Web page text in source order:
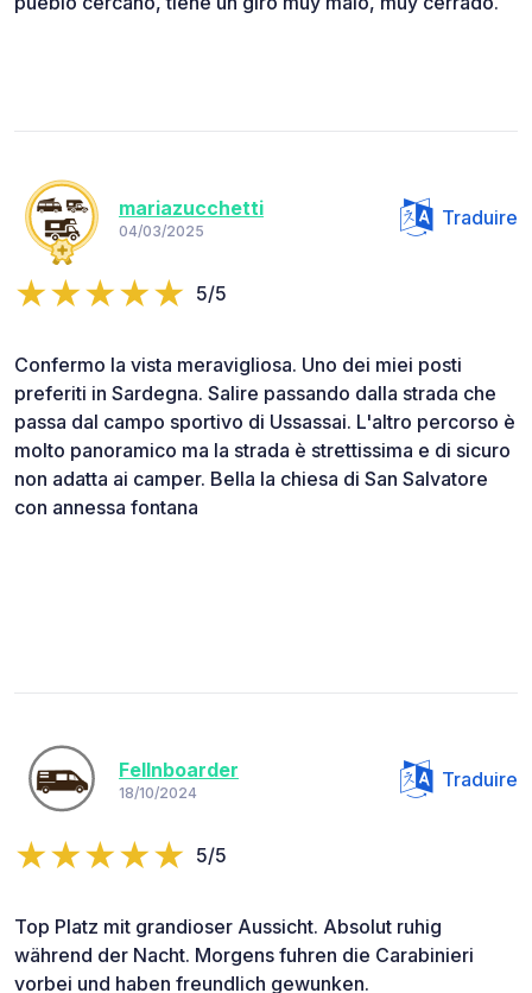
mariazucchetti
04/03/2025
Traduire
5/5
Confermo la vista meravigliosa. Uno dei miei posti
preferiti in Sardegna. Salire passando dalla strada che
passa dal campo sportivo di Ussassai. L'altro percorso è
molto panoramico ma la strada è strettissima e di sicuro
non adatta ai camper. Bella la chiesa di San Salvatore
con annessa fontana
Fellnboarder
18/10/2024
Traduire
5/5
Top Platz mit grandioser Aussicht. Absolut ruhig
während der Nacht. Morgens fuhren die Carabinieri
vorbei und haben freundlich gewunken.